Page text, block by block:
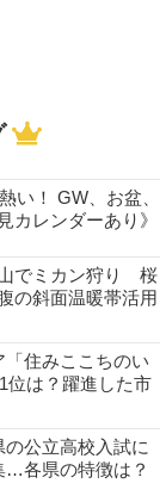
い！ GW、お盆、
カレンダーあり》
でミカン狩り 桜
の斜面温暖帯活用
住みここちのい
は？躍進した市
公立高校入試に
各県の特徴は？